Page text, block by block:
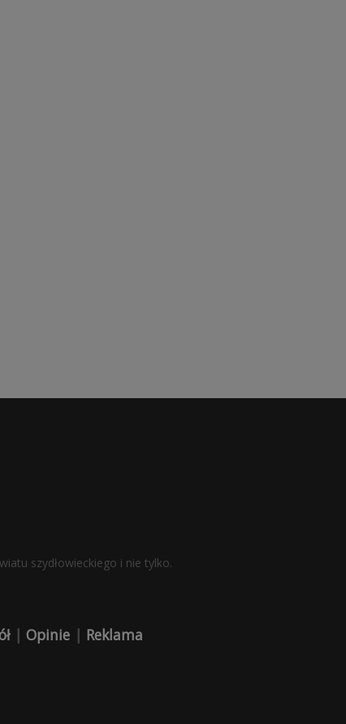
szydłowieckiego i nie tylko.
| Opinie | Reklama